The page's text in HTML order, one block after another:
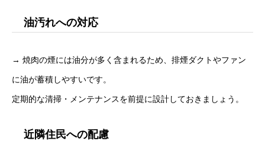
油汚れへの対応
→ 焼肉の煙には油分が多く含まれるため、排煙ダクトやファン
に油が蓄積しやすいです。
定期的な清掃・メンテナンスを前提に設計しておきましょう。
近隣住民への配慮